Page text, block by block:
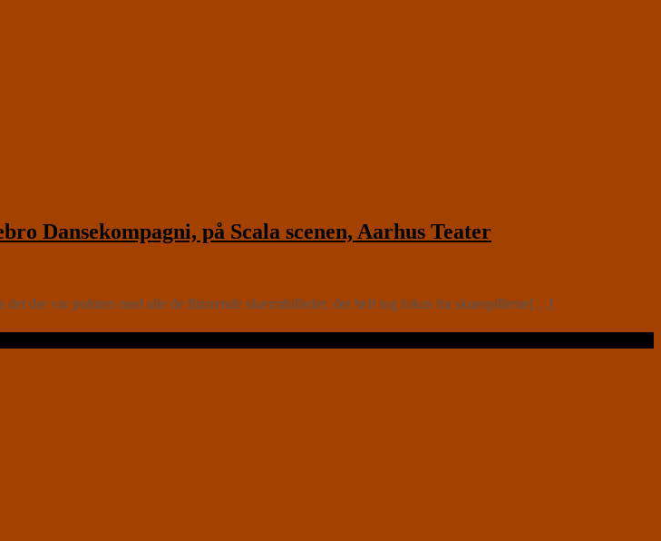
Dansekompagni, på Scala scenen, Aarhus Teater
det der var pointen med alle de flimrende skærmbilleder, der helt tog fokus fra skuespillerne[…]